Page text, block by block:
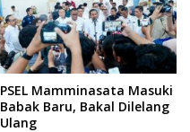
PSEL Mamminasata Masuki
Babak Baru, Bakal Dilelang
Ulang